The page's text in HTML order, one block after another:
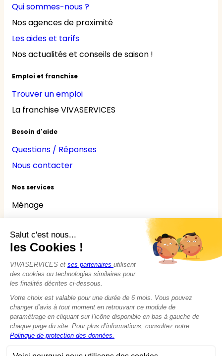
Qui sommes-nous ?
Nos agences de proximité
Les aides et tarifs
Nos actualités et conseils de saison !
Emploi et franchise
Trouver un emploi
La franchise VIVASERVICES
Besoin d'aide
Questions / Réponses
Nous contacter
Nos services
Ménage
Jardinage
Bricolage
Nounou
Seniors
Handicaps
© 2015 - 2026VIVASERVICES
Modifier vos préférences en matière de cookies